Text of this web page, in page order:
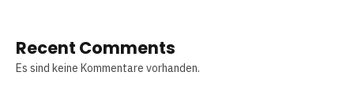
Recent Comments
Es sind keine Kommentare vorhanden.